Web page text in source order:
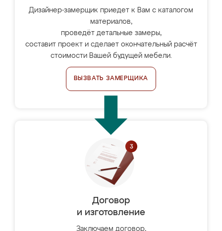
Дизайнер-замерщик приедет к Вам с каталогом
материалов,
проведёт детальные замеры,
составит проект и сделает окончательный расчёт
стоимости Вашей будущей мебели.
ВЫЗВАТЬ ЗАМЕРЩИКА
Договор
и изготовление
Заключаем договор,